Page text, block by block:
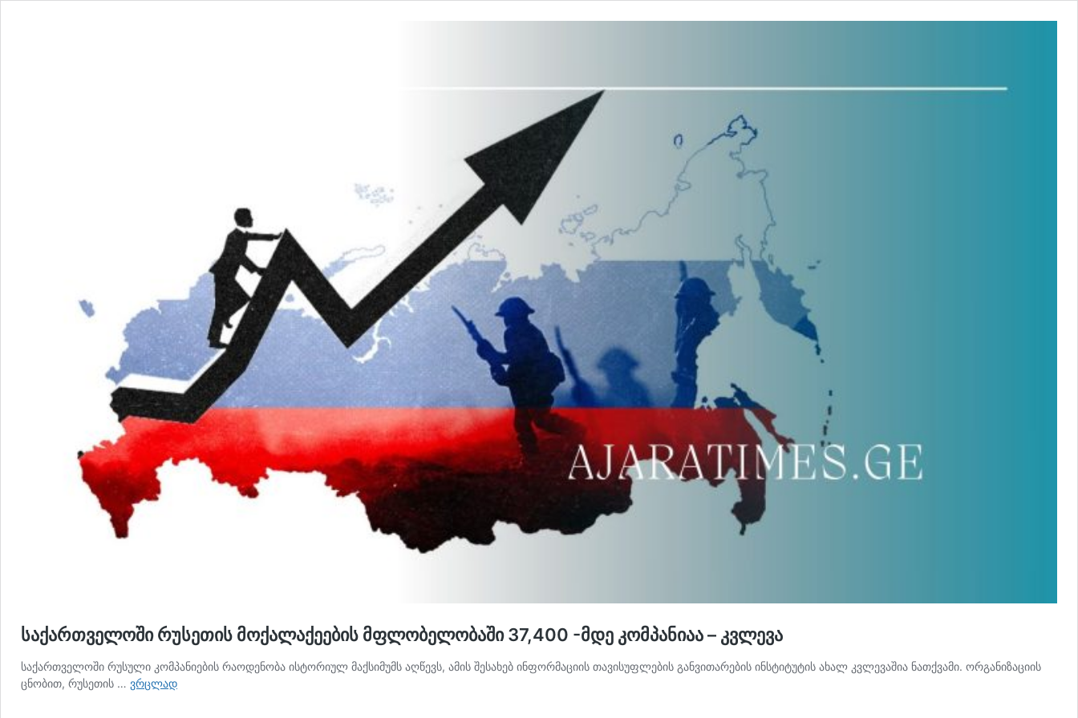
საქართველოში რუსეთის მოქალაქეების მფლობელობაში 37,400 -მდე კომპანიაა – კვლევა
საქართველოში რუსული კომპანიების რაოდენობა ისტორიულ მაქსიმუმს აღწევს, ამის შესახებ ინფორმაციის თავისუფლების განვითარების ინსტიტუტის ახალ კვლევაშია ნათქვამი. ორგანიზაციის
ცნობით, რუსეთის … ვრცლადსაქართველოში